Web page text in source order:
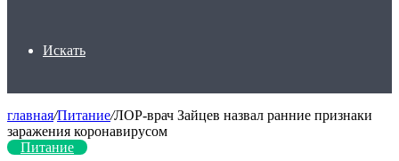
Искать
главная/Питание/ЛОР-врач Зайцев назвал ранние признаки
заражения коронавирусом
Питание